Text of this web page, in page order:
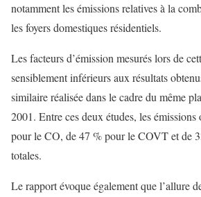
notamment les émissions relatives à la
les foyers domestiques résidentiels.
Les facteurs d’émission mesurés lors de
sensiblement inférieurs aux résultats
similaire réalisée dans le cadre du même
2001. Entre ces deux études, les
pour le CO, de 47 % pour le COVT et de
totales.
Le rapport évoque également que l’allure